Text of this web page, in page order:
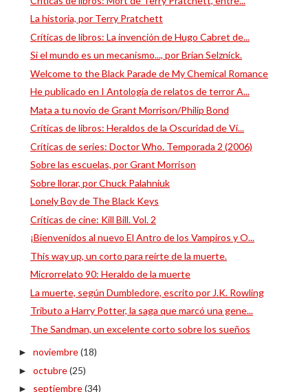
La historia, por Terry Pratchett
Críticas de libros: La invención de Hugo Cabret de...
Si el mundo es un mecanismo..., por Brian Selznick.
Welcome to the Black Parade de My Chemical Romance
He publicado en I Antología de relatos de terror A...
Mata a tu novio de Grant Morrison/Philip Bond
Críticas de libros: Heraldos de la Oscuridad de Ví...
Críticas de series: Doctor Who. Temporada 2 (2006)
Sobre las escuelas, por Grant Morrison
Sobre llorar, por Chuck Palahniuk
Lonely Boy de The Black Keys
Críticas de cine: Kill Bill. Vol. 2
¡Bienvenidos al nuevo El Antro de los Vampiros y O...
This way up, un corto para reírte de la muerte.
Microrrelato 90: Heraldo de la muerte
La muerte, según Dumbledore, escrito por J.K. Rowling
Tributo a Harry Potter, la saga que marcó una gene...
The Sandman, un excelente corto sobre los sueños
► noviembre(18)
► octubre(25)
► septiembre(34)